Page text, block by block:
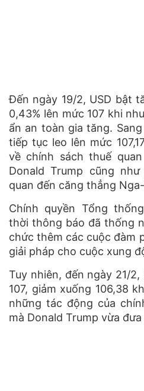
Đến ngày 19/2, USD bật
0,43% lên mức 107 khi
ẩn an toàn gia tăng.
tiếp tục leo lên mức
về chính sách thuế
Donald Trump cũng
quan đến căng thẳng
Chính quyền Tổng
thời thông báo đã thống
chức thêm các cuộc đàm
giải pháp cho cuộc xung
Tuy nhiên, đến ngày 21/
107, giảm xuống 106,38
những tác động của
mà Donald Trump vừa đưa